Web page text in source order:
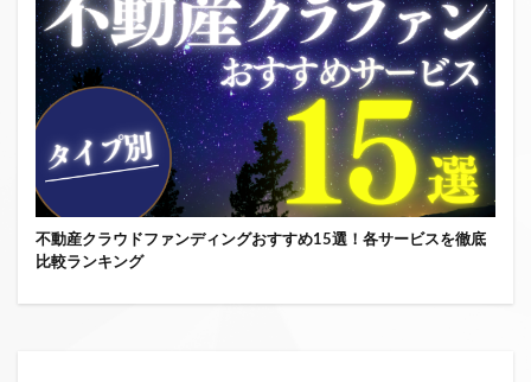
不動産クラウドファンディングおすすめ15選！各サービスを徹底
比較ランキング